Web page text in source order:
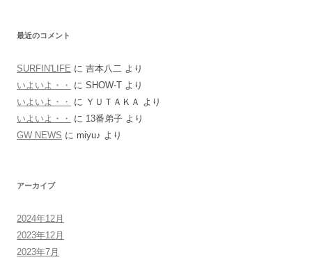
最近のコメント
SURFIN'LIFE に 吉本八二 より
いよいよ・・
に SHOW-T より
いよいよ・・
に ＹＵＴＡＫＡ より
いよいよ・・
に 13番弟子 より
GW NEWS に miyu♪ より
アーカイブ
2024年12月
2023年12月
2023年7月